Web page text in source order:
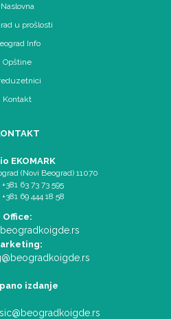
Naslovna
u prošlosti
Info
Opštine
Kontakt
EKOMARK
(Novi Beograd) 11070
63 73 73 595
69 444 18 58
Office:
izdanje